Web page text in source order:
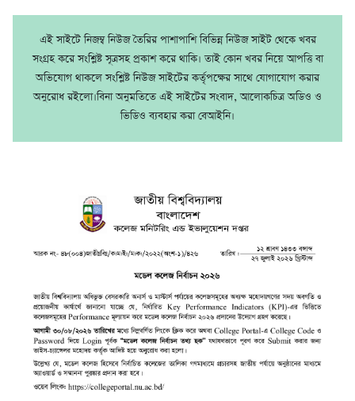
এই সাইটে নিজম্ব নিউজ তৈরির পাশাপাশি বিভিন্ন নিউজ সাইট থেকে খবর
সংগ্রহ করে সংশ্লিষ্ট সূত্রসহ প্রকাশ করে থাকি। তাই কোন খবর নিয়ে আপত্তি বা
অভিযোগ থাকলে সংশ্লিষ্ট নিউজ সাইটের কর্তৃপক্ষের সাথে যোগাযোগ করার
অনুরোধ রইলো।বিনা অনুমতিতে এই সাইটের সংবাদ, আলোকচিত্র অডিও ও
ভিডিও ব্যবহার করা বেআইনি।